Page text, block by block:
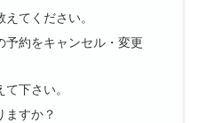
えてください。
予約をキャンセル・変更
て下さい。
ますか？